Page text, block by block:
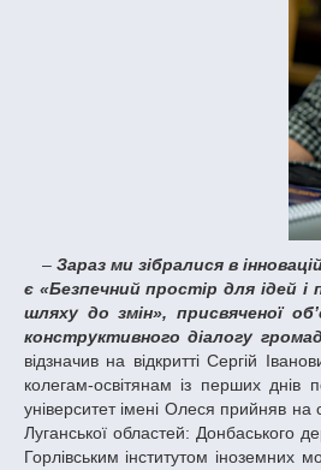
– Зараз ми зібралися в
є «Безпечний простір для ідей і
шляху до змін», присвяченої
конструктивного діалогу
відзначив на відкритті Сергій
колегам-освітянам із перших
університет імені Олеся прийняв
Луганської областей: Донбаського
Горлівським інститутом іноземних